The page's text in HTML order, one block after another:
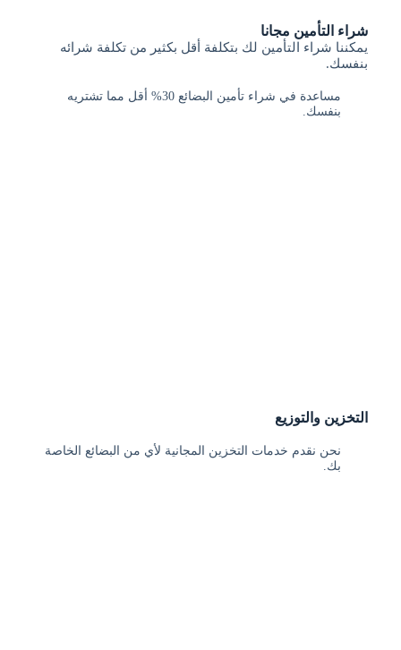
شراء التأمين مجانا
يمكننا شراء التأمين لك بتكلفة أقل بكثير من تكلفة شرائه
بنفسك.
مساعدة في شراء تأمين البضائع 30% أقل مما تشتريه
بنفسك.
التخزين والتوزيع
نحن نقدم خدمات التخزين المجانية لأي من البضائع الخاصة
بك.